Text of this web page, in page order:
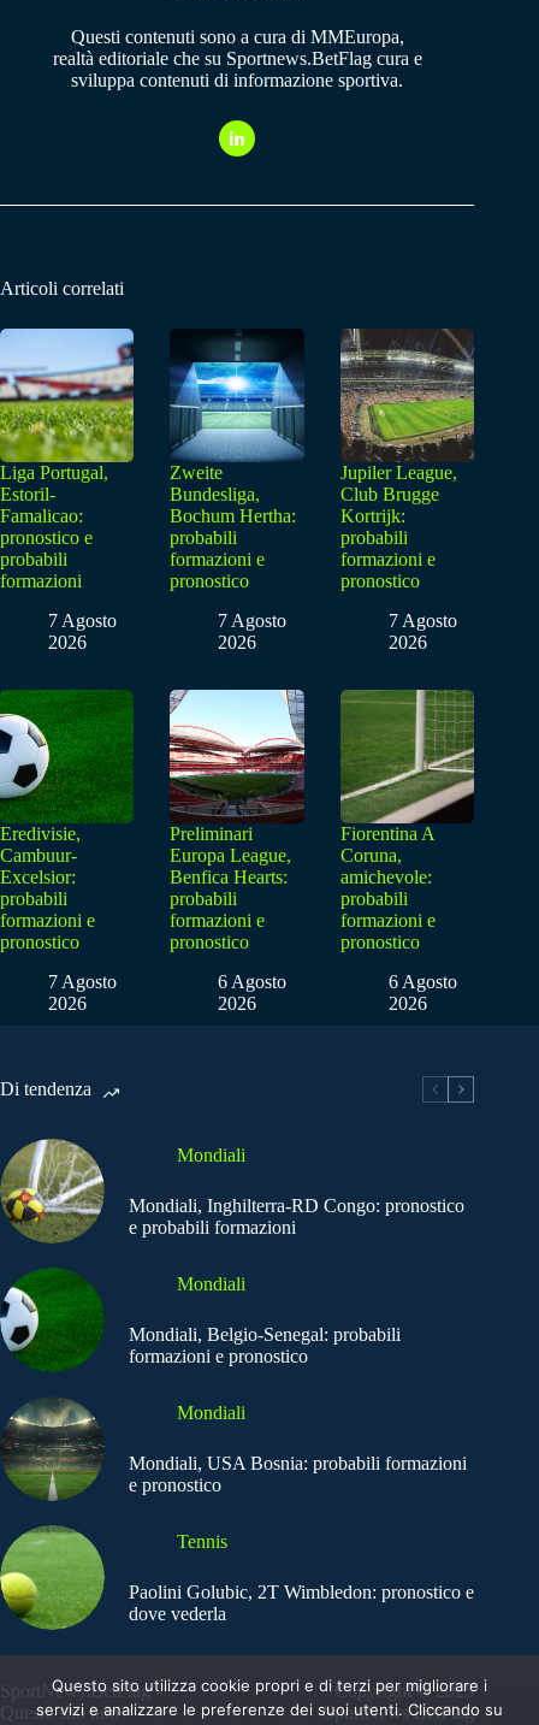
Questi contenuti sono a cura di MMEuropa,
realtà editoriale che su Sportnews.BetFlag cura e
sviluppa contenuti di informazione sportiva.
Articoli correlati
Liga Portugal,
Estoril-
Famalicao:
pronostico e
probabili
formazioni
7 Agosto
2026
Zweite
Bundesliga,
Bochum Hertha:
probabili
formazioni e
pronostico
7 Agosto
2026
Jupiler League,
Club Brugge
Kortrijk:
probabili
formazioni e
pronostico
7 Agosto
2026
Eredivisie,
Cambuur-
Excelsior:
probabili
formazioni e
pronostico
7 Agosto
2026
Preliminari
Europa League,
Benfica Hearts:
probabili
formazioni e
pronostico
6 Agosto
2026
Fiorentina A
Coruna,
amichevole:
probabili
formazioni e
pronostico
6 Agosto
2026
Di tendenza
Mondiali
Mondiali, Inghilterra-RD Congo: pronostico
e probabili formazioni
Mondiali
Mondiali, Belgio-Senegal: probabili
formazioni e pronostico
Mondiali
Mondiali, USA Bosnia: probabili formazioni
e pronostico
Tennis
Paolini Golubic, 2T Wimbledon: pronostico e
dove vederla
SportNews.BetFlag -
Questo sito non
Copyright © 2025
SportNews BetFlag
Questo sito utilizza cookie propri e di terzi per migliorare i
servizi e analizzare le preferenze dei suoi utenti. Cliccando su